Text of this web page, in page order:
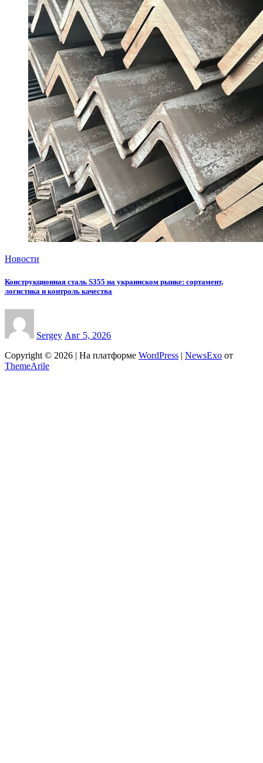
Новости
Конструкционная сталь S355 на украинском рынке: сортамент,
логистика и контроль качества
Sergey Авг 5, 2026
Copyright © 2026 | На платформе WordPress NewsExo от
ThemeArile